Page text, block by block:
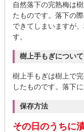
自然落下の完熟梅は
たものです。落下の
できてしまいますが
す。
樹上手もぎについて
樹上手もぎは樹上で
したものです。落下
保存方法
その日のうちに